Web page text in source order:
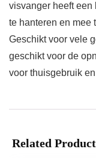
visvanger heeft
te hanteren en mee
Geschikt voor vele
geschikt voor de
voor thuisgebruik
Related